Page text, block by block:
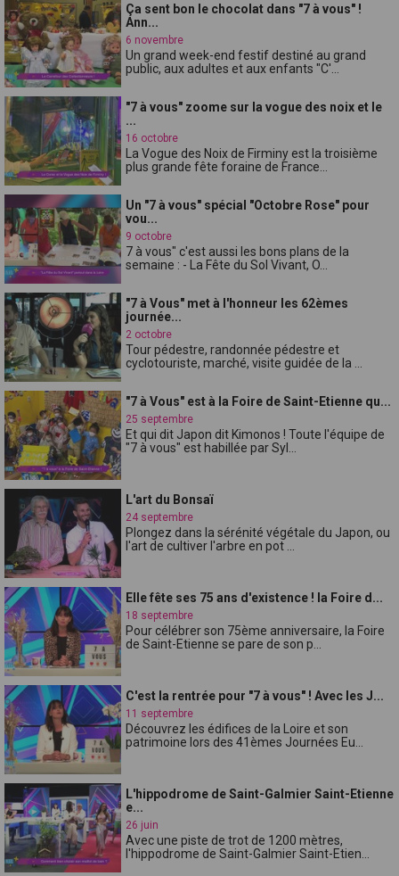
Ça sent bon le chocolat dans "7 à vous" !
Ann...
6 novembre
Un grand week-end festif destiné au grand
public, aux adultes et aux enfants "C'...
"7 à vous" zoome sur la vogue des noix et le
...
16 octobre
La Vogue des Noix de Firminy est la troisième
plus grande fête foraine de France...
Un "7 à vous" spécial "Octobre Rose" pour
vou...
9 octobre
7 à vous" c'est aussi les bons plans de la
semaine : - La Fête du Sol Vivant, O...
"7 à Vous" met à l'honneur les 62èmes
journée...
2 octobre
Tour pédestre, randonnée pédestre et
cyclotouriste, marché, visite guidée de la ...
"7 à Vous" est à la Foire de Saint-Etienne qu...
25 septembre
Et qui dit Japon dit Kimonos ! Toute l'équipe de
"7 à vous" est habillée par Syl...
L'art du Bonsaï
24 septembre
Plongez dans la sérénité végétale du Japon, ou
l'art de cultiver l'arbre en pot ...
Elle fête ses 75 ans d'existence ! la Foire d...
18 septembre
Pour célébrer son 75ème anniversaire, la Foire
de Saint-Etienne se pare de son p...
C'est la rentrée pour "7 à vous" ! Avec les J...
11 septembre
Découvrez les édifices de la Loire et son
patrimoine lors des 41èmes Journées Eu...
L'hippodrome de Saint-Galmier Saint-Etienne
e...
26 juin
Avec une piste de trot de 1200 mètres,
l'hippodrome de Saint-Galmier Saint-Etien...